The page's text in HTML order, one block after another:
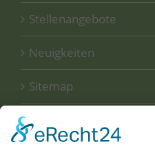
Stellenangebote
Neuigkeiten
Sitemap
Disclaimer